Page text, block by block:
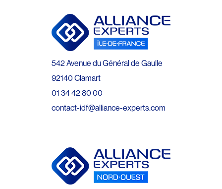
542 Avenue du Général de Gaulle
92140 Clamart
01 34 42 80 00
contact-idf@alliance-experts.com